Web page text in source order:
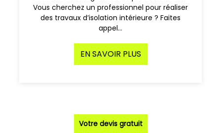
Vous cherchez un professionnel pour réaliser
des travaux d’isolation intérieure ? Faites
appel…
EN SAVOIR PLUS
Votre devis gratuit